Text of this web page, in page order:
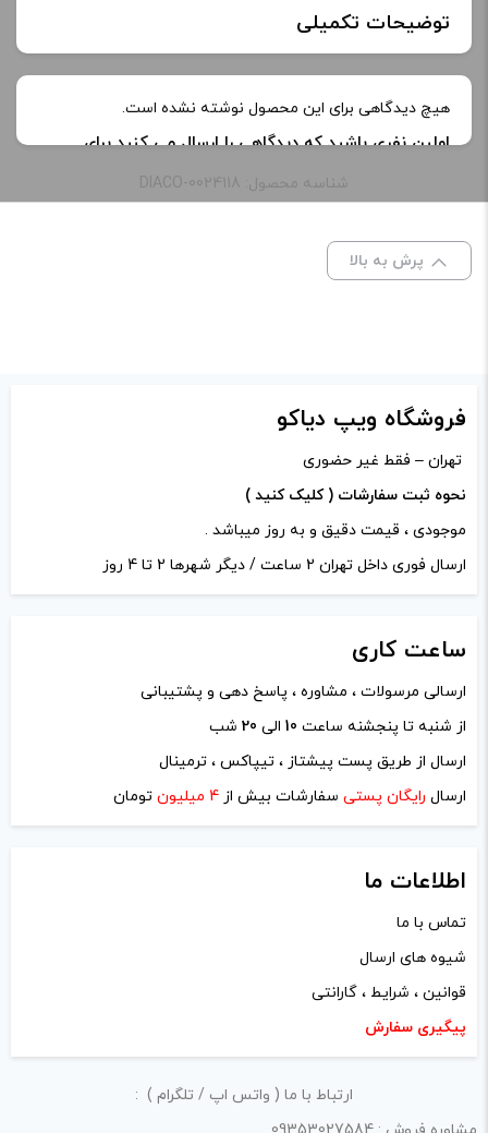
توضیحات تکمیلی
نوع
کویل :
1.4 اهم
هیچ دیدگاهی برای این محصول نوشته نشده است.
اولین نفری باشید که دیدگاهی را ارسال می کنید برای
“کارتریج پاد وناکس اچ 1 گیک ویپ | Wenax H1
نشانی ایمیل شما منتشر نخواهد شد.
علامت‌گذاری شده‌اند
دیدگاه شما*
نام*
ایمیل*
ذخیره نام، ایمیل و وبسایت من در مرورگر برای زمانی که دوباره
دیدگاهی می‌نویسم.
لازم است محتوای ارسالی منطبق برعرف و شئونات جامعه و با
بیانی رسمی و عاری از لحن تند، تمسخرو توهین باشد.
شناسه محصول: DIACO-0024118
پرش به بالا
فروشگاه ویپ دیاکو
تهران – فقط غیر حضوری
نحوه ثبت سفارشات ( کلیک کنید )
موجودی ، قیمت دقیق و به روز میباشد .
ارسال فوری داخل تهران 2 ساعت / دیگر شهرها 2 تا 4 روز
ساعت کاری
ارسالی مرسولات ، مشاوره ، پاسخ دهی و پشتیبانی
از شنبه تا پنجشنه ساعت 10 الی 20 شب
ارسال از طریق پست پیشتاز ، تیپاکس ، ترمینال
ارسال رایگان پستی سفارشات بیش از 4 میلیون تومان
اطلاعات ما
تماس با ما
شیوه های ارسال
قوانین ، شرایط ، گارانتی
پیگیری سفارش
ارتباط با ما ( واتس اپ / تلگرام ) :